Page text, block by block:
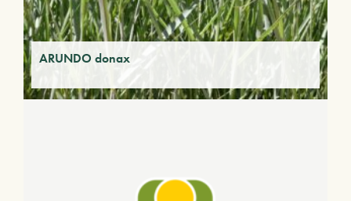
ARUNDO donax